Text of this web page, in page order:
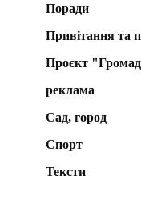
Поради
Привітання та
Проєкт
реклама
Сад, город
Спорт
Тексти